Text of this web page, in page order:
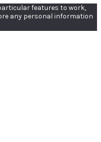
features to work,
any personal information